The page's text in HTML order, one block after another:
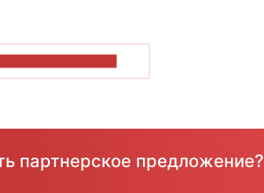
партнерское предложение?